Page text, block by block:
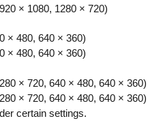
× 1080, 1280 × 720)
× 480, 640 × 360)
× 480, 640 × 360)
× 720, 640 × 480, 640 × 360)
× 720, 640 × 480, 640 × 360)
certain settings.